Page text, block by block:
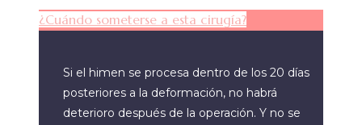
¿Cuándo someterse a esta cirugía?
Si el himen se procesa dentro de los 20 días
posteriores a la deformación, no habrá
deterioro después de la operación. Y no se